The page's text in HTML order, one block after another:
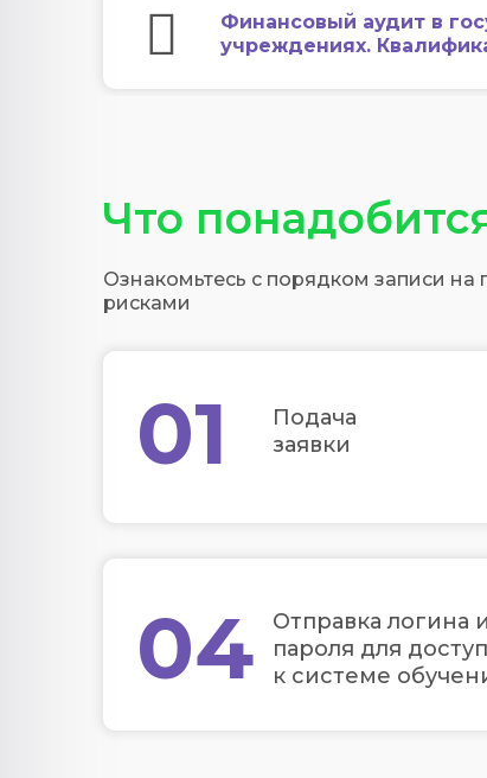
Финансовый аудит в
учреждениях.
Что
Ознакомьтесь с порядком записи
рисками
01
04
Подача
заявки
Отправка логина и
пароля для
к системе